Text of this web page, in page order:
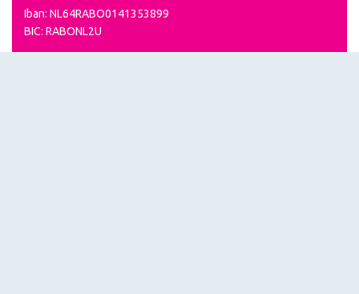
Iban: NL64RABO0141353899
BIC: RABONL2U